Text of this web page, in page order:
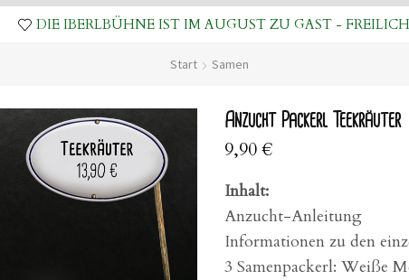
DIE IBERLBÜHNE IST IM AUGUST ZU GAST -
Start Samen
Anzucht Packerl Teekräuter
9,90€
Inhalt:
Anzucht-Anleitung
Informationen zu den
3 Samenpackerl: Weiße